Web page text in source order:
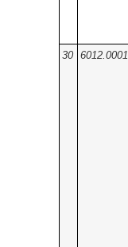
30 6012.0001